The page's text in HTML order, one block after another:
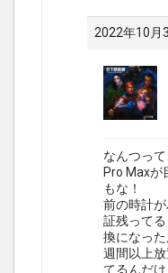
2022年10月
なんつっ
Pro Maxが
もな！
前の時計
証残って
換になっ
週間以上
てるんだけ